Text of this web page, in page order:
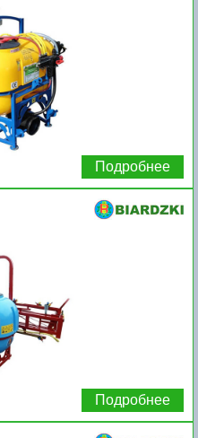
Подробнее
Подробнее